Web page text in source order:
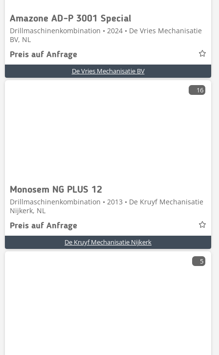
Amazone AD-P 3001 Special
Drillmaschinenkombination • 2024 • De Vries Mechanisatie
BV, NL
Preis auf Anfrage
De Vries Mechanisatie BV
16
Monosem NG PLUS 12
Drillmaschinenkombination • 2013 • De Kruyf Mechanisatie
Nijkerk, NL
Preis auf Anfrage
De Kruyf Mechanisatie Nijkerk
5